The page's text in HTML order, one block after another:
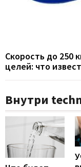
Скорость до 250
целей: что
Внутри